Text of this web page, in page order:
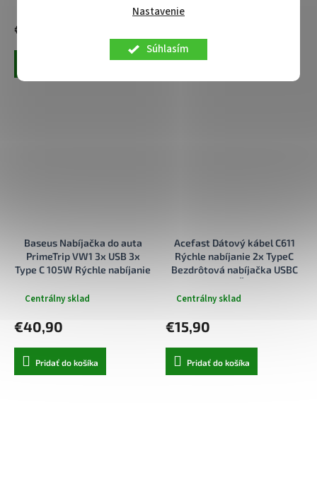
Nastavenie
Súhlasím
€25,90
Baseus Nabíjačka do auta
PrimeTrip VW1 3x USB 3x
Type C 105W Rýchle nabíjanie
Centrálny sklad
€40,90
Pridať do košíka
Acefast Dátový kábel C611
Rýchle nabíjanie 2x TypeC
Bezdrôtová nabíjačka USBC
Centrálny sklad
€15,90
Pridať do košíka